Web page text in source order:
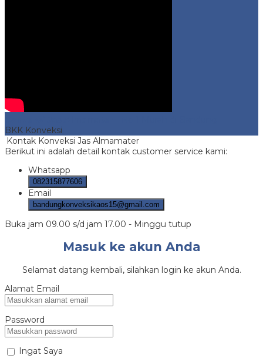
BKK Konveksi
Kontak Konveksi Jas Almamater
Berikut ini adalah detail kontak customer service kami:
Whatsapp
082315877606
Email
bandungkonveksikaos15@gmail.com
Buka jam 09.00 s/d jam 17.00 - Minggu tutup
Masuk ke akun Anda
Selamat datang kembali, silahkan login ke akun Anda.
Alamat Email
Password
Ingat Saya